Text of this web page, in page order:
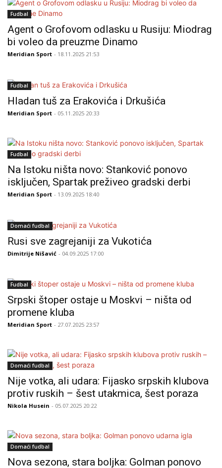
Fudbal
Agent o Grofovom odlasku u Rusiju: Miodrag
bi voleo da preuzme Dinamo
Meridian Sport - 18.11.2025 21:53
Fudbal
Hladan tuš za Erakovića i Drkušića
Meridian Sport - 05.11.2025 20:33
Fudbal
Na Istoku ništa novo: Stanković ponovo
isključen, Spartak preživeo gradski derbi
Meridian Sport - 13.09.2025 18:40
Domaći fudbal
Rusi sve zagrejaniji za Vukotića
Dimitrije Nišavić - 04.09.2025 17:00
Fudbal
Srpski štoper ostaje u Moskvi – ništa od
promene kluba
Meridian Sport - 27.07.2025 23:57
Domaći fudbal
Nije votka, ali udara: Fijasko srpskih klubova
protiv ruskih – šest utakmica, šest poraza
Nikola Husein - 05.07.2025 20:22
Domaći fudbal
Nova sezona, stara boljka: Golman ponovo